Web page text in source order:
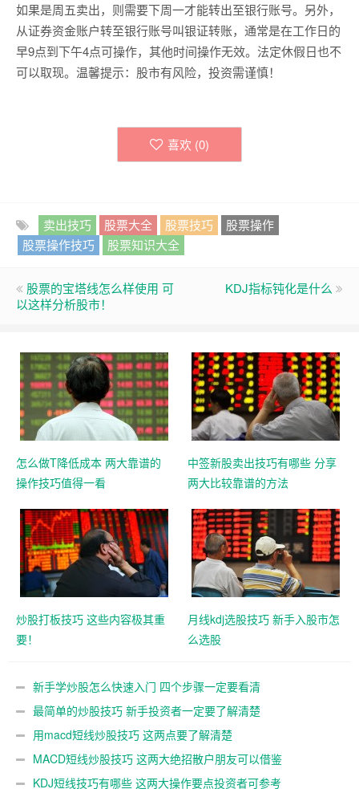
如果是周五卖出，则需要下周一才能转出至银行账号。另外，
从证券资金账户转至银行账号叫银证转账，通常是在工作日的
早9点到下午4点可操作，其他时间操作无效。法定休假日也不
可以取现。温馨提示：股市有风险，投资需谨慎！
喜欢 (0)
卖出技巧 股票大全 股票技巧
股票操作
股票操作技巧
股票知识大全
股票的宝塔线怎么样使用 可
以这样分析股市！
KDJ指标钝化是什么
怎么做T降低成本 两大靠谱的
操作技巧值得一看
中签新股卖出技巧有哪些 分享
两大比较靠谱的方法
炒股打板技巧 这些内容极其重
要！
月线kdj选股技巧 新手入股市怎
么选股
新手学炒股怎么快速入门 四个步骤一定要看清
最简单的炒股技巧 新手投资者一定要了解清楚
用macd短线炒股技巧 这两点要了解清楚
MACD短线炒股技巧 这两大绝招散户朋友可以借鉴
KDJ短线技巧有哪些 这两大操作要点投资者可参考